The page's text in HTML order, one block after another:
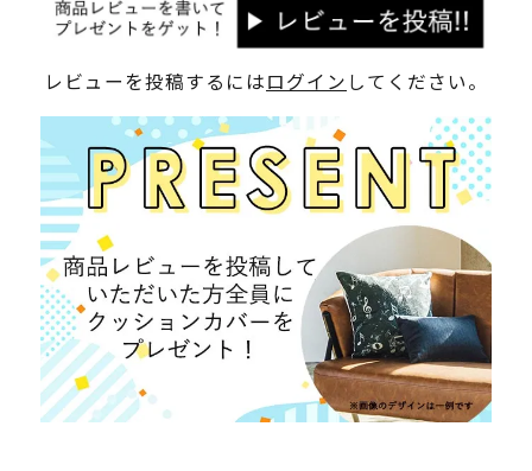
レビューを投稿するにはログイン してください。